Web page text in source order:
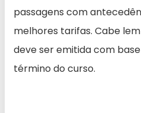
passagens com
melhores tarifas. Cabe
deve ser emitida com
término do curso.